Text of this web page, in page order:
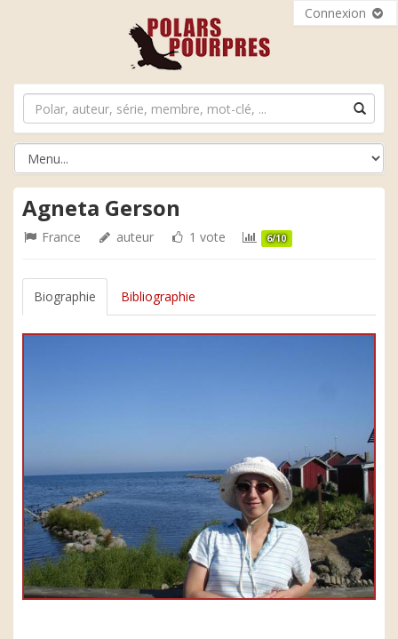
Connexion
Agneta Gerson
France auteur 1 vote 6/10
Biographie Bibliographie